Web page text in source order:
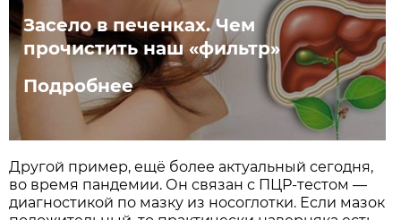
Засело в печенках. Чем
прочистить наш «фильтр»
Подробнее
Другой пример, ещё более актуальный сегодня,
во время пандемии. Он связан с ПЦР-тестом —
диагностикой по мазку из носоглотки. Если мазок